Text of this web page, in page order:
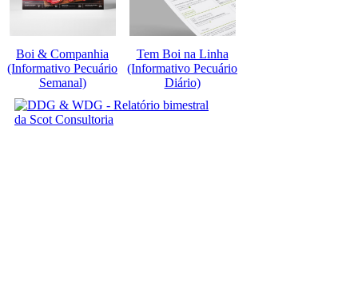
Boi & Companhia
(Informativo Pecuário
Semanal)
Tem Boi na Linha
(Informativo Pecuário
Diário)